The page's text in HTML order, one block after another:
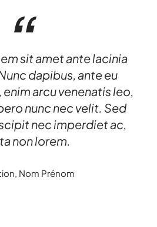
sit amet ante lacinia
dapibus, ante eu
arcu venenatis leo,
nunc nec velit. Sed
nec imperdiet ac,
non lorem.
Nom Prénom